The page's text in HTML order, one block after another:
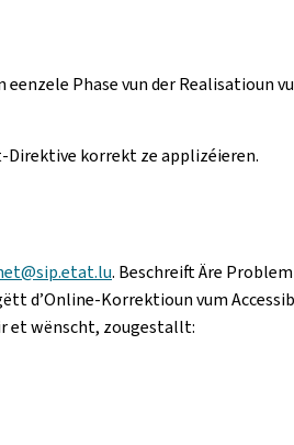
Phase vun der
Direktive korrekt ze applizéieren.
. Beschreift Äre
d’Online-Korrektioun vum
et wënscht, zougestallt: